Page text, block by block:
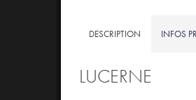
DESCRIPTION INFOS
LUCERNE